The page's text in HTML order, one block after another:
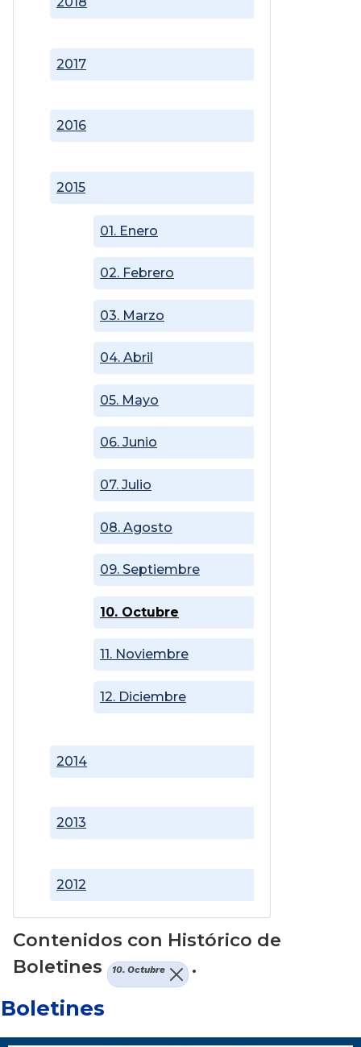
2012
2013
2014
2015
01. Enero
02. Febrero
03. Marzo
04. Abril
05. Mayo
06. Junio
07. Julio
08. Agosto
09. Septiembre
10. Octubre
11. Noviembre
12. Diciembre
2016
2017
Contenidos con Histórico de
Boletines
10. Octubre .
Boletines